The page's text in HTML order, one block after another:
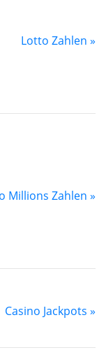
Lotto Zahlen »
Millions Zahlen »
Casino Jackpots »